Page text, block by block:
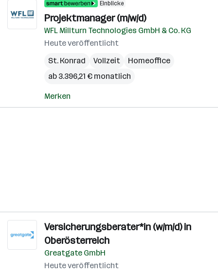
Einblicke
Projektmanager (m/w/d)
WFL Millturn Technologies GmbH & Co. KG
Heute veröffentlicht
St. Konrad
Vollzeit
Homeoffice
ab 3.396,21 € monatlich
Merken
Versicherungsberater*in (w/m/d) in
Oberösterreich
Greatgate GmbH
Heute veröffentlicht